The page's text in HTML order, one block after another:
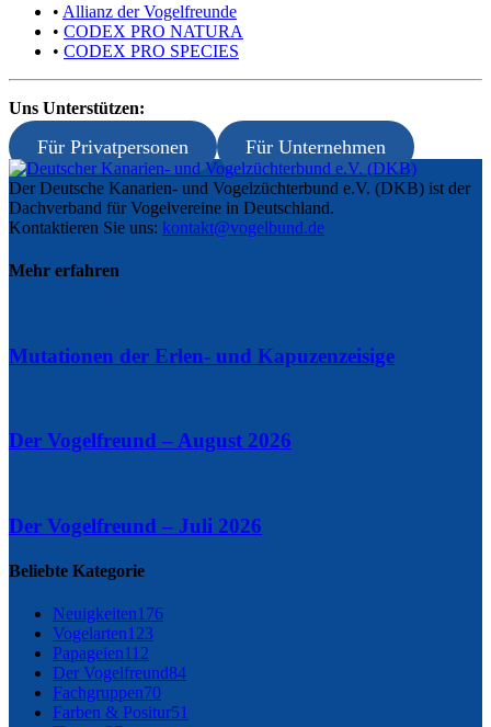
• Allianz der Vogelfreunde
• CODEX PRO NATURA
• CODEX PRO SPECIES
Uns Unterstützen:
Für Privatpersonen Für Unternehmen
Der Deutsche Kanarien- und Vogelzüchterbund e.V. (DKB) ist der
Dachverband für Vogelvereine in Deutschland.
Kontaktieren Sie uns: kontakt@vogelbund.de
Mehr erfahren
Mutationen der Erlen- und Kapuzenzeisige
Der Vogelfreund – August 2026
Der Vogelfreund – Juli 2026
Beliebte Kategorie
Neuigkeiten176
Vogelarten123
Papageien112
Der Vogelfreund84
Fachgruppen70
Farben & Positur51